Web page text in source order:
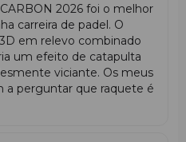
2026 foi o melhor
carreira de padel. O
em relevo combinado
um efeito de catapulta
viciante. Os meus
a perguntar que raquete é